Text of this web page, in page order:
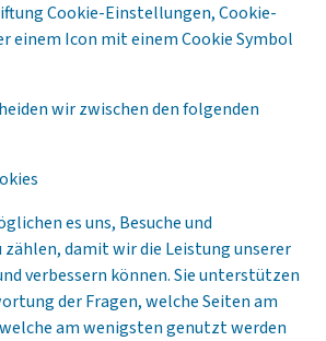
Cookie-Einstellungen, Cookie-
einem Icon mit einem Cookie Symbol
wir zwischen den folgenden
es uns, Besuche und
zählen, damit wir die Leistung unserer
verbessern können. Sie unterstützen
der Fragen, welche Seiten am
am wenigsten genutzt werden